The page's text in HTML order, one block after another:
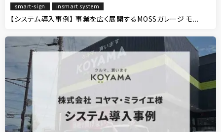
smart-sign
insmart system
【システム導入事例】 事業を広く展開するMOSSガレージ モ...